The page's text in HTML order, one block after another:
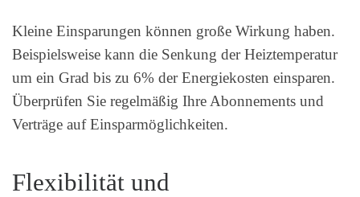
Kleine Einsparungen können große Wirkung haben.
Beispielsweise kann die Senkung der Heiztemperatur
um ein Grad bis zu 6% der Energiekosten einsparen.
Überprüfen Sie regelmäßig Ihre Abonnements und
Verträge auf Einsparmöglichkeiten.
Flexibilität und